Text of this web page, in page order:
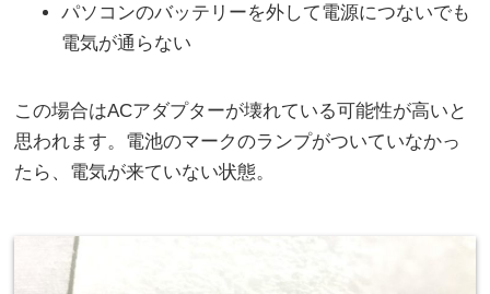
パソコンのバッテリーを外して電源につないでも
電気が通らない
この場合はACアダプターが壊れている可能性が高いと
思われます。電池のマークのランプがついていなかっ
たら、電気が来ていない状態。